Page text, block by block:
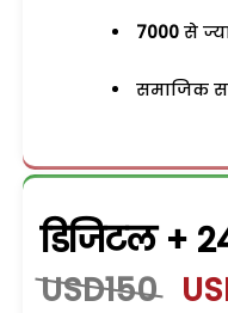
7000 से
समाजिक
डिजिटल +
USD150